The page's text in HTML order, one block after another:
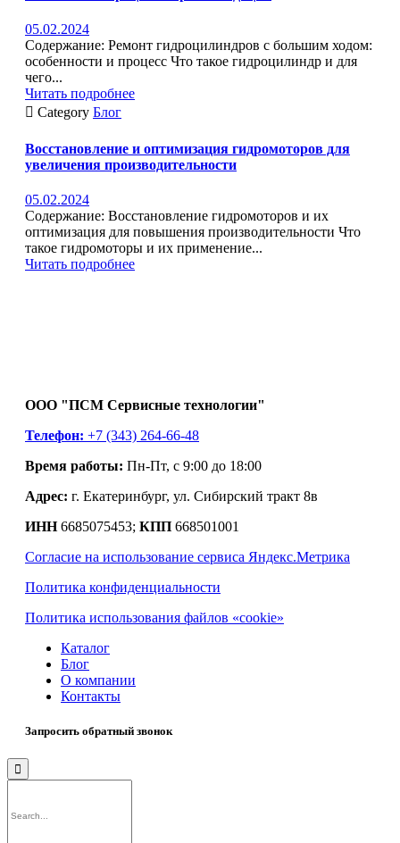
05.02.2024
Содержание: Ремонт гидроцилиндров с большим ходом:
особенности и процесс Что такое гидроцилиндр и для
чего...
Читать подробнее
 Category Блог
Восстановление и оптимизация гидромоторов для
увеличения производительности
05.02.2024
Содержание: Восстановление гидромоторов и их
оптимизация для повышения производительности Что
такое гидромоторы и их применение...
Читать подробнее
ООО "ПСМ Сервисные технологии"
Телефон: +7 (343) 264-66-48
Время работы: Пн-Пт, с 9:00 до 18:00
Адрес: г. Екатеринбург, ул. Сибирский тракт 8в
ИНН6685075453; КПП 668501001
Согласие на использование сервиса Яндекс.Метрика
Политика конфиденциальности
Политика использования файлов «cookie»
Каталог
Блог
О компании
Контакты
Запросить обратный звонок
